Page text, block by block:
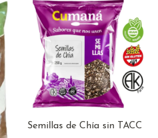
Semillas de Chía sin TACC